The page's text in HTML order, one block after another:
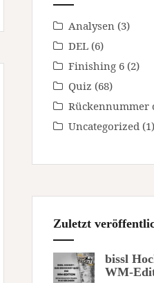
Analysen (3)
DEL (6)
Finishing 6 (2)
Quiz (68)
Rückennummer
Uncategorized (1)
Zuletzt
bissl
WM-